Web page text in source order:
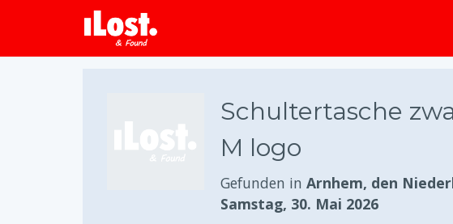
Schultertasche
M logo
Gefunden in Arnhem, den
Samstag, 30. Mai 2026